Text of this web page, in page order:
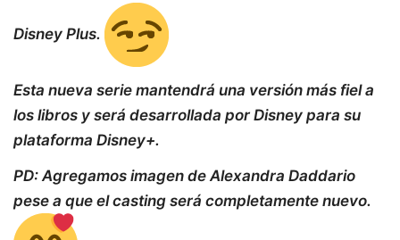
Disney Plus.
Esta nueva serie mantendrá una versión más fiel a
los libros y será desarrollada por Disney para su
plataforma Disney+.
PD: Agregamos imagen de Alexandra Daddario
pese a que el casting será completamente nuevo.